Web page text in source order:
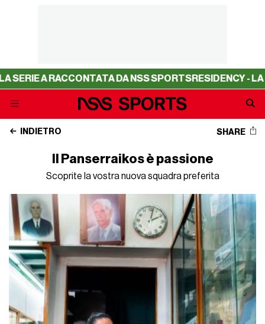
DA NSS SPORTSRESIDENCY - LA SERIE A
INDIETRO SHARE
Il Panserraikos è passione
Scoprite la vostra nuova squadra preferita